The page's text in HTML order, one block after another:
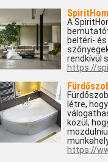
A
beltéri-
rendkívül
https://
létre,
közül,
https://